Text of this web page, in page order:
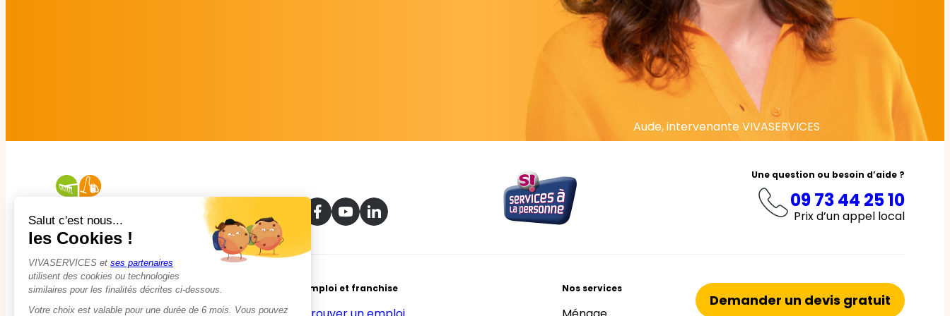
Aude, intervenante VIVASERVICES
Une question ou besoin d’aide ?
09 73 44 25 10
Prix d’un appel local
À propos Emploi et franchise Nos services
Demander un devis gratuit